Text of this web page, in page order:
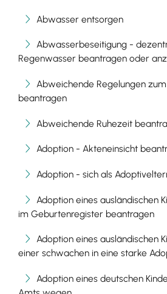
Abwasser entsorgen
Abwasserbeseitigung -
Regenwasser beantragen oder
Abweichende Regelungen
beantragen
Abweichende Ruhezeit
Adoption - Akteneinsicht
Adoption - sich als
Adoption eines ausländischen
im Geburtenregister beantragen
Adoption eines ausländischen
einer schwachen in eine starke
Adoption eines deutschen